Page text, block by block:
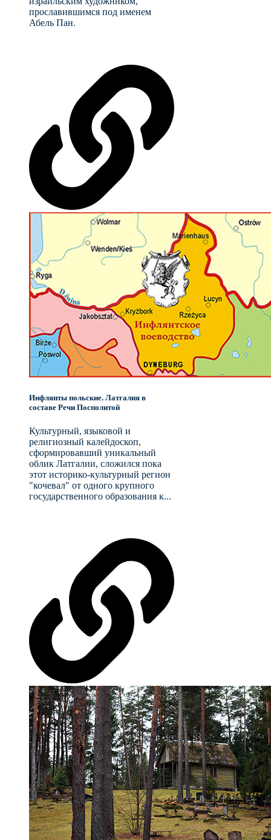
прославившимся под именем
Абель Пан.
Инфлянты польские. Латгалия в
составе Речи Посполитой
Культурный, языковой и
религиозный калейдоскоп,
сформировавший уникальный
облик Латгалии, сложился пока
этот историко-культурный регион
"кочевал" от одного крупного
государственного образования к...